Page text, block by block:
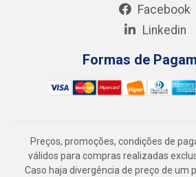
Facebook
Linkedin
Formas de
Preços, promoções, condições de
válidos para compras realizadas
Caso haja divergência de preço de um